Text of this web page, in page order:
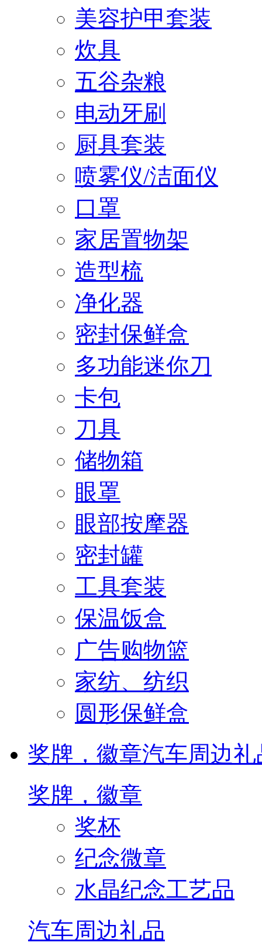
美容护甲套装
炊具
五谷杂粮
电动牙刷
厨具套装
喷雾仪/洁面仪
口罩
家居置物架
造型梳
净化器
密封保鲜盒
多功能迷你刀
卡包
刀具
储物箱
眼罩
眼部按摩器
密封罐
工具套装
保温饭盒
广告购物篮
家纺、纺织
圆形保鲜盒
奖牌，徽章汽车周边礼
奖牌，徽章
奖杯
纪念微章
水晶纪念工艺品
汽车周边礼品